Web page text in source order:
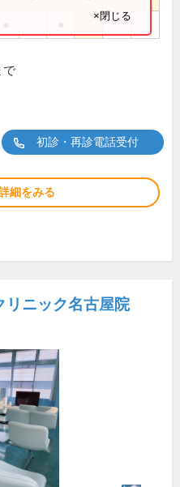
×閉じる
で
初診・再診電話受付
細をみる
リニック名古屋院